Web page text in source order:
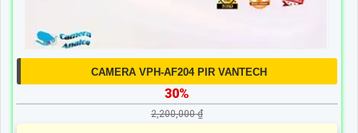
CAMERA VPH-AF204 PIR VANTECH
30%
2,200,000 ₫